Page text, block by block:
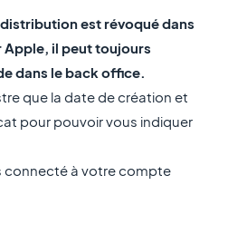
est révoqué dans
il peut toujours
dans le back office.
que la date de création et
pour pouvoir vous indiquer
connecté à votre compte